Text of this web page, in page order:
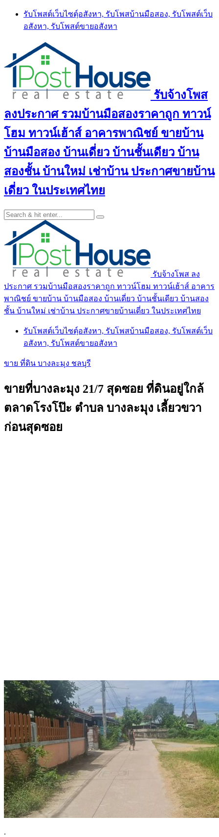
Skip
content
รับโพสต์เว็บไซตฺ์อสังหา, รับโพสบ้านมือสอง, รับโพสต์เว็บ
อสังหา, รับโพสต์ขายอสังหา
รับจ้างโพส
ลงประกาศ รวมบ้านมือสองราคาถูก ทาวน์
โฮม ทาวน์เฮ้าส์ อาคารพาณิชย์ ขายบ้าน
บ้านมือสอง บ้านเดี่ยว บ้านชั้นเดียว บ้าน
สองชั้น บ้านใหม่ เช่าบ้าน ประกาศขายบ้าน
เดี่ยว ในประเทศไทย
รับจ้างโพส ลง
ประกาศ รวมบ้านมือสองราคาถูก ทาวน์โฮม ทาวน์เฮ้าส์ อาคาร
พาณิชย์ ขายบ้าน บ้านมือสอง บ้านเดี่ยว บ้านชั้นเดียว บ้านสอง
ชั้น บ้านใหม่ เช่าบ้าน ประกาศขายบ้านเดี่ยว ในประเทศไทย
รับโพสต์เว็บไซตฺ์อสังหา, รับโพสบ้านมือสอง, รับโพสต์เว็บ
อสังหา, รับโพสต์ขายอสังหา
ขาย ที่ดิน บางละมุง ชลบุรี
ขายที่บางละมุง 21/7 สุดซอย ที่ดินอยู่ใกล้
ตลาดโรงโป๊ะ ตำบล บางละมุง เลี้ยวขวา
ก่อนสุดซอย
.